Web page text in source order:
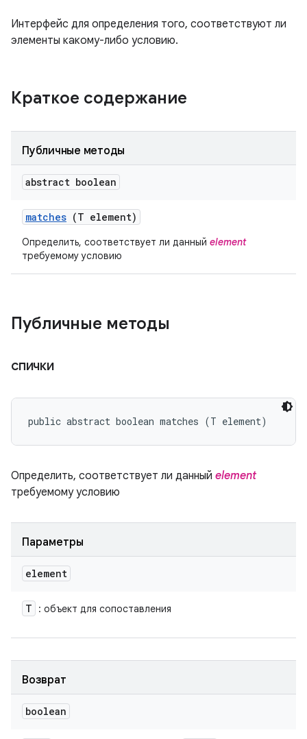
Интерфейс для определения того, соответствуют ли
элементы какому-либо условию.
Краткое содержание
Публичные методы
abstract boolean
matches (T element)
Определить, соответствует ли данный element
требуемому условию
Публичные методы
спички
public abstract boolean matches (T element)
Определить, соответствует ли данный element
требуемому условию
Параметры
element
T : объект для сопоставления
Возврат
boolean